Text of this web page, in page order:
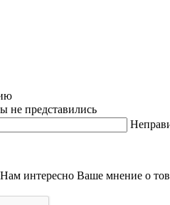
не представились
Нам интересно Ваше мнение о